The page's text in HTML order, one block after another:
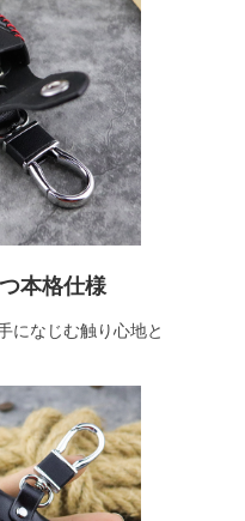
本格仕様
になじむ触り心地と